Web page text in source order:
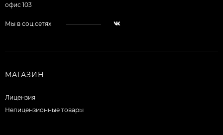
офис 103
Мы в соц.сетях
МАГАЗИН
Лицензия
Нелицензионные товары